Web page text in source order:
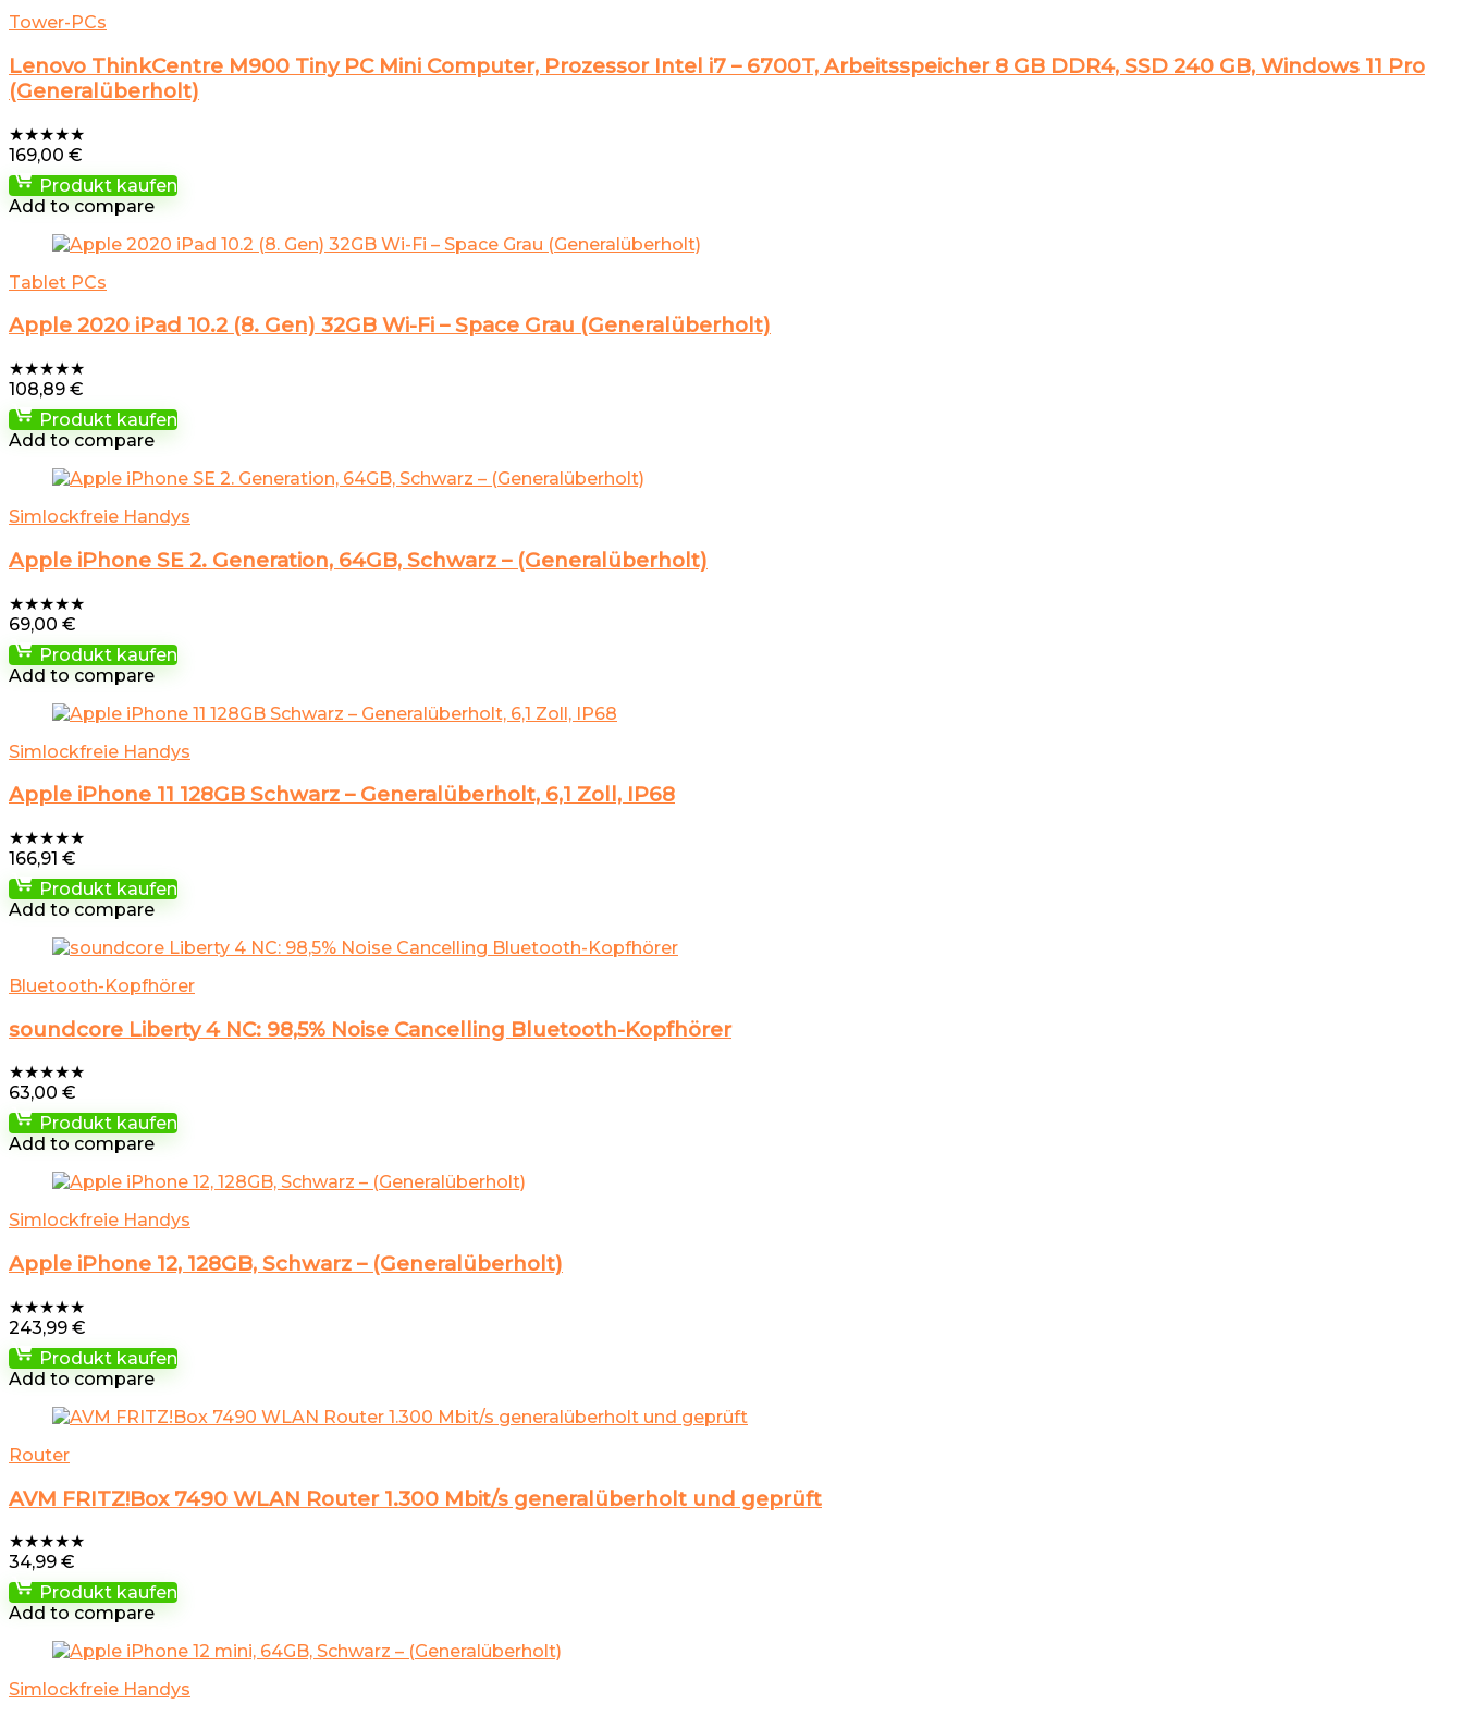
Tower-PCs
Lenovo ThinkCentre M900 Tiny PC Mini Computer, Prozessor Intel i7 – 6700T, Arbeitsspeicher 8 GB DDR4, SSD 240 GB, Windows 11 Pro
(Generalüberholt)
★★★★★
169,00 €
Produkt kaufen
Add to compare
Tablet PCs
Apple 2020 iPad 10.2 (8. Gen) 32GB Wi-Fi – Space Grau (Generalüberholt)
★★★★★
108,89 €
Produkt kaufen
Add to compare
Simlockfreie Handys
Apple iPhone SE 2. Generation, 64GB, Schwarz – (Generalüberholt)
★★★★★
69,00 €
Produkt kaufen
Add to compare
Simlockfreie Handys
Apple iPhone 11 128GB Schwarz – Generalüberholt, 6,1 Zoll, IP68
★★★★★
166,91 €
Produkt kaufen
Add to compare
Bluetooth-Kopfhörer
soundcore Liberty 4 NC: 98,5% Noise Cancelling Bluetooth-Kopfhörer
★★★★★
63,00 €
Produkt kaufen
Add to compare
Simlockfreie Handys
Apple iPhone 12, 128GB, Schwarz – (Generalüberholt)
★★★★★
243,99 €
Produkt kaufen
Add to compare
Router
AVM FRITZ!Box 7490 WLAN Router 1.300 Mbit/s generalüberholt und geprüft
★★★★★
34,99 €
Produkt kaufen
Add to compare
Simlockfreie Handys